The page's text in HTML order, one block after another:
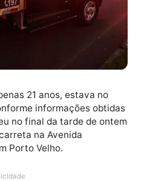
apenas 21 anos, estava no